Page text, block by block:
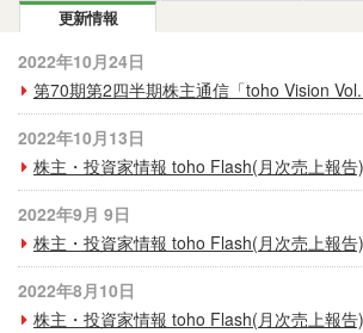
ニュース
採用情報
お問い合わせ
電子公告
新規出店用地の募集
プライバシーポリシー
サイトご利用について
更新情報
2022年10月24日
第70期第2四半期株主通信「toho Vision
2022年10月13日
株主・投資家情報 toho Flash(月次売上報告
2022年9月 9日
株主・投資家情報 toho Flash(月次売上報告
2022年8月10日
株主・投資家情報 toho Flash(月次売上報告